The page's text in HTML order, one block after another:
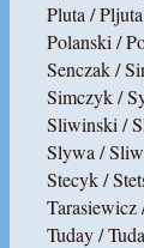
Pluta / Pljuta
Polanski /
Senczak /
Simczyk /
Sliwinski /
Slywa /
Stecyk /
Tarasiewicz
Tuday /